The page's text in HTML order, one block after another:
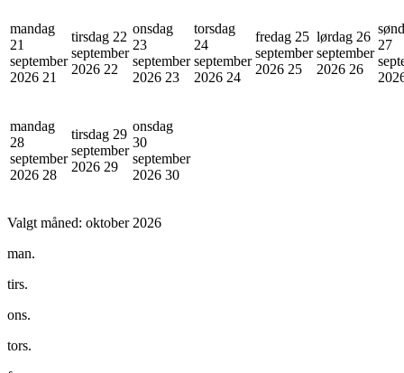
mandag
21
september
2026 21
tirsdag 22
september
2026 22
onsdag
23
september
2026 23
torsdag
24
september
2026 24
fredag 25
september
2026 25
lørdag 26
september
2026 26
27
mandag
28
september
2026 28
tirsdag 29
september
2026 29
onsdag
30
september
2026 30
Valgt måned: oktober 2026
man.
tirs.
ons.
tors.